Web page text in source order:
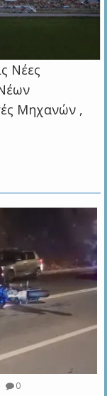
Νέες
Μηχανών ,
0